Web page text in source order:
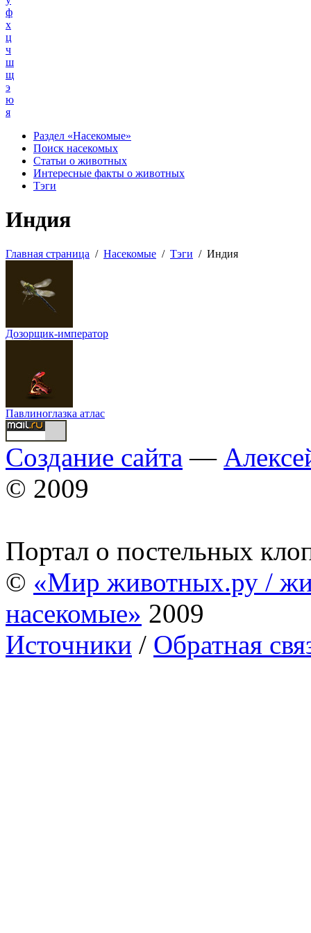
ф
х
ц
ч
ш
щ
э
ю
я
Раздел «Насекомые»
Поиск насекомых
Статьи о животных
Интересные факты о животных
Тэги
Индия
Главная страница / Насекомые / Тэги / Индия
Дозорщик-император
Павлиноглазка атлас
Создание сайта —
© 2009
Портал о постельных
© «Мир животных.ру /
насекомые» 2009
Источники / Обратная